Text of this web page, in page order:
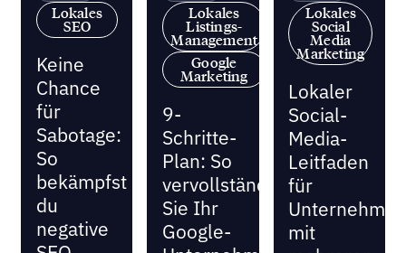
Lokales
SEO
Keine
Chance
für
Sabotage:
So
bekämpfst
du
negative
Lokales
Listings-
Management
Google
Marketing
9-
Schritte-
Plan: So
vervollständigen
Sie Ihr
Google-
Lokales
Social
Media
Marketing
Lokaler
Social-
Media-
Leitfaden
für
mit